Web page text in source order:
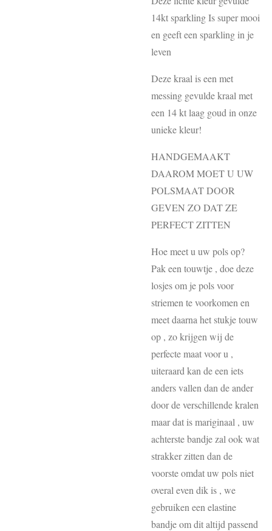
14kt sparkling Is super mooi
en geeft een sparkling in je
leven
Deze kraal is een met
messing gevulde kraal met
een 14 kt laag goud in onze
unieke kleur!
HANDGEMAAKT
DAAROM MOET U UW
POLSMAAT DOOR
GEVEN ZO DAT ZE
PERFECT ZITTEN
Hoe meet u uw pols op?
Pak een touwtje , doe deze
losjes om je pols voor
striemen te voorkomen en
meet daarna het stukje touw
op , zo krijgen wij de
perfecte maat voor u ,
uiteraard kan de een iets
anders vallen dan de ander
door de verschillende kralen
maar dat is mariginaal , uw
achterste bandje zal ook wat
strakker zitten dan de
voorste omdat uw pols niet
overal even dik is , we
gebruiken een elastine
bandje om dit altijd passend